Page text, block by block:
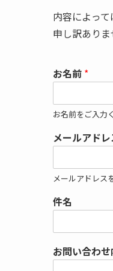
内容によっ
申し訳あり
お名前 *
お名前をご入力
メールアドレ
メールアドレス
件名
お問い合わ